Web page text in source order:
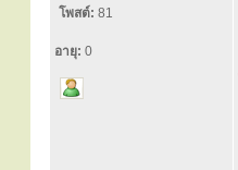
โพสต์: 81
อายุ: 0